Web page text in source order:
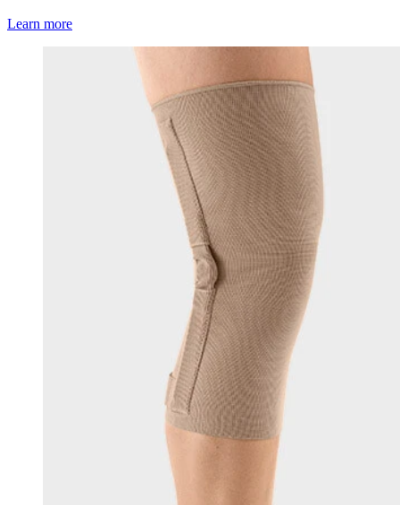
Learn more